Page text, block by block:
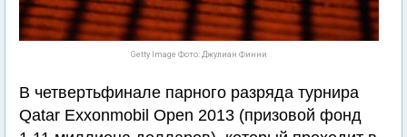
Getty Image Фото: Джулиан Финни
В четвертьфинале парного разряда турнира
Qatar Exxonmobil Open 2013 (призовой фонд